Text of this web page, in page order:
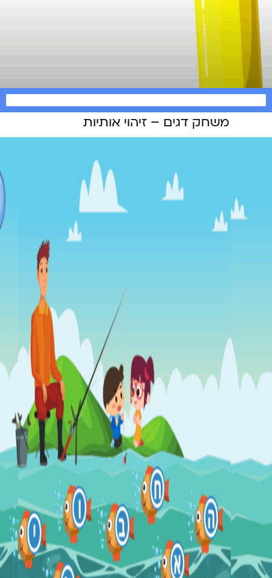
משחק דגים – זיהוי אותיות